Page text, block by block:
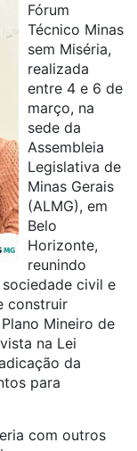
Fórum
Técnico Minas
sem Miséria,
realizada
entre 4 e 6 de
março, na
sede da
Assembleia
Legislativa de
Minas Gerais
(ALMG), em
Belo
Horizonte,
reunindo
civil e
construir
Mineiro de
na Lei
da
para
com outros